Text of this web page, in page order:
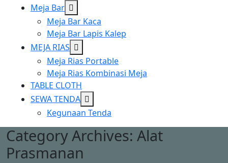
Meja Bar Show
sub
menu
Meja Bar Kaca
Meja Bar Lapis Kalep
MEJA RIAS Show
sub
menu
Meja Rias Portable
Meja Rias Kombinasi Meja
TABLE CLOTH
SEWA TENDA Show
sub
Kegunaan Tenda
Category Archives: Alat
Prasmanan